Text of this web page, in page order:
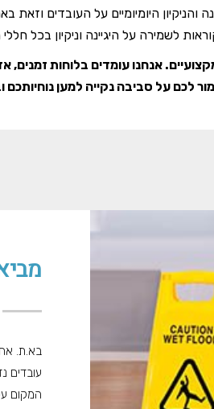
והניקיון היומיומיים על העובדים
לשמירה על היגיינה וניקיון בכל
אנחנו עומדים בלוחות זמנים,
לכם על סביבה נקייה למען נוחיותכם
בא.ת.
עובדים
המקום